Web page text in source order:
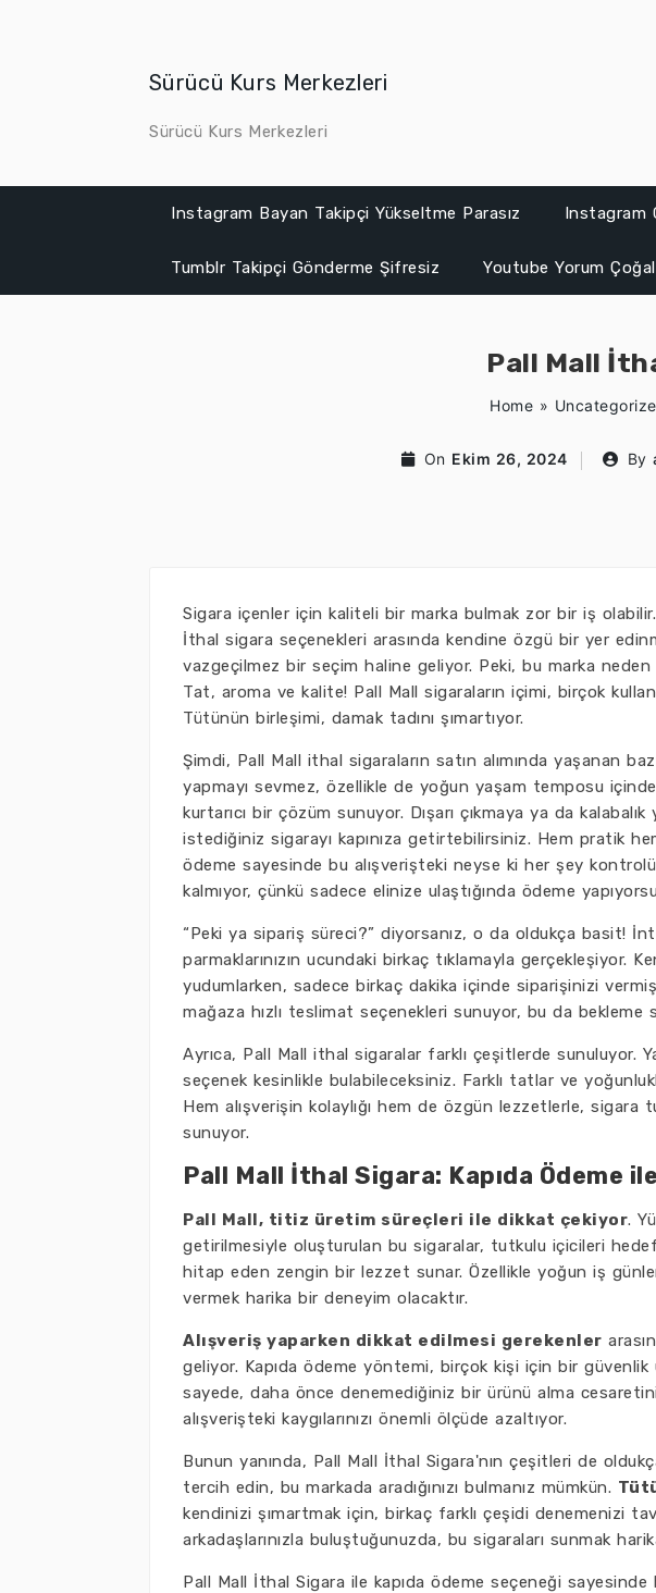
Sürücü Kurs Merkezleri
Sürücü Kurs Merkezleri
Instagram Bayan Takipçi Yükseltme Parasız Instagram
Tumblr Takipçi Gönderme Şifresiz Youtube Yorum
Pall Mall
Home »
On Ekim 26, 2024 By
Sigara içenler için kaliteli bir marka bulmak zor bir iş
İthal sigara seçenekleri arasında kendine özgü bir yer
vazgeçilmez bir seçim haline geliyor. Peki, bu marka
Tat, aroma ve kalite! Pall Mall sigaraların içimi, birçok
Tütünün birleşimi, damak tadını şımartıyor.
Şimdi, Pall Mall ithal sigaraların satın alımında yaşanan
yapmayı sevmez, özellikle de yoğun yaşam temposu
kurtarıcı bir çözüm sunuyor. Dışarı çıkmaya ya da
istediğiniz sigarayı kapınıza getirtebilirsiniz. Hem pratik
ödeme sayesinde bu alışverişteki neyse ki her şey
kalmıyor, çünkü sadece elinize ulaştığında ödeme
“Peki ya sipariş süreci?” diyorsanız, o da oldukça basit!
parmaklarınızın ucundaki birkaç tıklamayla gerçekleşiyor.
yudumlarken, sadece birkaç dakika içinde siparişinizi
mağaza hızlı teslimat seçenekleri sunuyor, bu da bekleme
Ayrıca, Pall Mall ithal sigaralar farklı çeşitlerde sunuluyor.
seçenek kesinlikle bulabileceksiniz. Farklı tatlar ve
Hem alışverişin kolaylığı hem de özgün lezzetlerle, sigara
sunuyor.
Pall Mall İthal Sigara: Kapıda Ödeme
Pall Mall, titiz üretim süreçleri ile dikkat çekiyor.
getirilmesiyle oluşturulan bu sigaralar, tutkulu içicileri hedef
hitap eden zengin bir lezzet sunar. Özellikle yoğun iş
vermek harika bir deneyim olacaktır.
Alışveriş yaparken dikkat edilmesi gerekenler
geliyor. Kapıda ödeme yöntemi, birçok kişi için bir güvenlik
sayede, daha önce denemediğiniz bir ürünü alma
alışverişteki kaygılarınızı önemli ölçüde azaltıyor.
Bunun yanında, Pall Mall İthal Sigara'nın çeşitleri de
tercih edin, bu markada aradığınızı bulmanız mümkün.
kendinizi şımartmak için, birkaç farklı çeşidi denemenizi
arkadaşlarınızla buluştuğunuzda, bu sigaraları sunmak
Pall Mall İthal Sigara ile kapıda ödeme seçeneği